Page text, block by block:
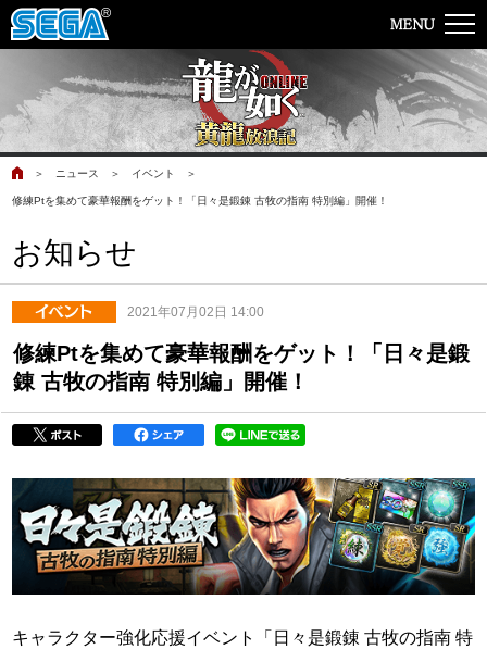
＞ ニュース ＞ イベント ＞
修練Ptを集めて豪華報酬をゲット！「日々是鍛錬 古牧の指南 特別編」開催！
お知らせ
2021年07月02日 14:00
修練Ptを集めて豪華報酬をゲット！「日々是鍛
錬 古牧の指南 特別編」開催！
キャラクター強化応援イベント「日々是鍛錬 古牧の指南 特